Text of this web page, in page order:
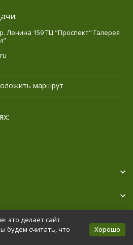
Ленина 159 ТЦ "Проспект" Галерея
маршрут
это делает сайт
будем считать, что
Хорошо